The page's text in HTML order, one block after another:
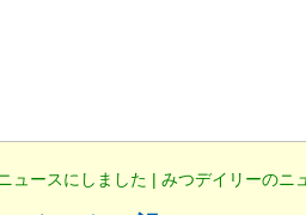
ュースにしました | みつデイリーのニ